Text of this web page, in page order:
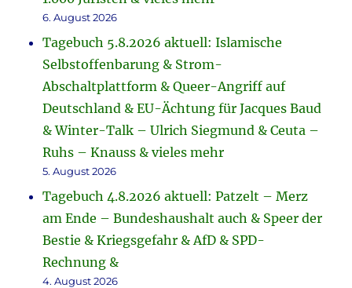
6. August 2026
Tagebuch 5.8.2026 aktuell: Islamische
Selbstoffenbarung & Strom-
Abschaltplattform & Queer-Angriff auf
Deutschland & EU-Ächtung für Jacques Baud
& Winter-Talk – Ulrich Siegmund & Ceuta –
Ruhs – Knauss & vieles mehr
5. August 2026
Tagebuch 4.8.2026 aktuell: Patzelt – Merz
am Ende – Bundeshaushalt auch & Speer der
Bestie & Kriegsgefahr & AfD & SPD-
Rechnung &
4. August 2026